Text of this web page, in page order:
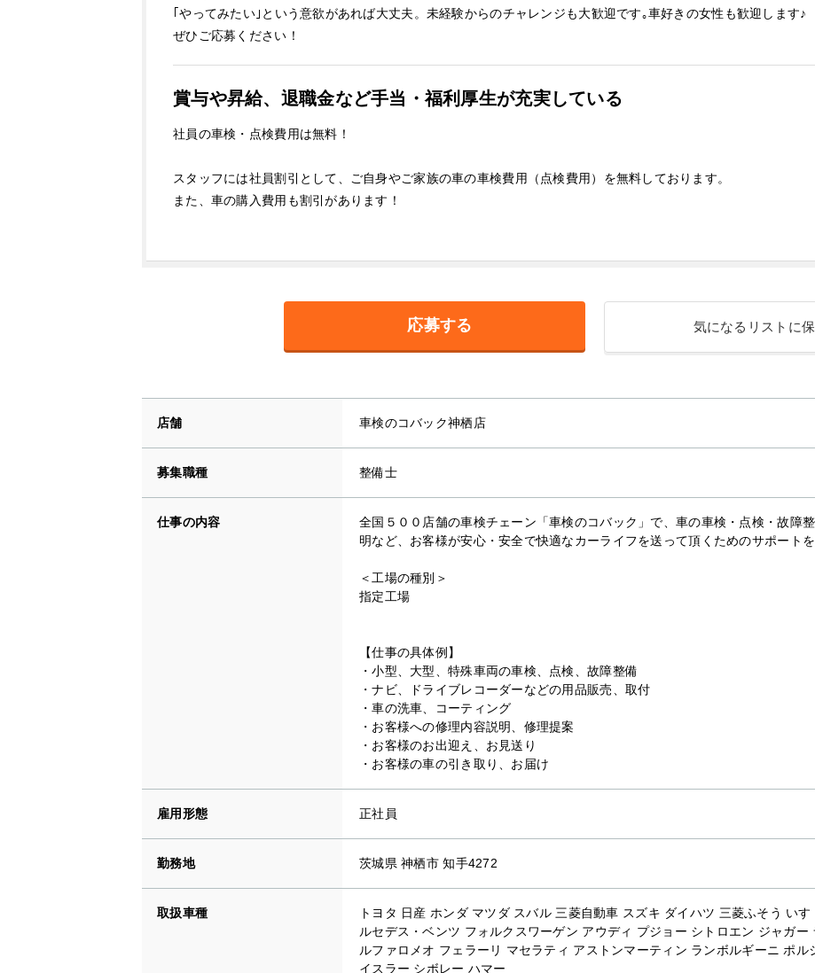
｢やってみたい｣という意欲があれば大丈夫。未経験からのチャレンジも大歓迎です｡車好きの女性も歓迎します♪
ぜひご応募ください！
賞与や昇給、退職金など手当・福利厚生が充実している
社員の車検・点検費用は無料！
スタッフには社員割引として、ご自身やご家族の車の車検費用（点検費用）を無料しております。
また、車の購入費用も割引があります！
応募する 気になるリストに
店舗 車検のコバック神栖店
募集職種 整備士
仕事の内容
全国５００店舗の車検チェーン「車検のコバック」で、車の車検・点検・故障
明など、お客様が安心・安全で快適なカーライフを送って頂くためのサポートを
＜工場の種別＞
指定工場
【仕事の具体例】
・小型、大型、特殊車両の車検、点検、故障整備
・ナビ、ドライブレコーダーなどの用品販売、取付
・車の洗車、コーティング
・お客様への修理内容説明、修理提案
・お客様のお出迎え、お見送り
・お客様の車の引き取り、お届け
雇用形態 正社員
勤務地 茨城県 神栖市 知手4272
取扱車種
トヨタ 日産 ホンダ マツダ スバル 三菱自動車 スズキ ダイハツ 三菱ふそう い
ルセデス・ベンツ フォルクスワーゲン アウディ プジョー シトロエン ジャガ
ルファロメオ フェラーリ マセラティ アストンマーティン ランボルギーニ ポ
イスラー シボレー ハマー